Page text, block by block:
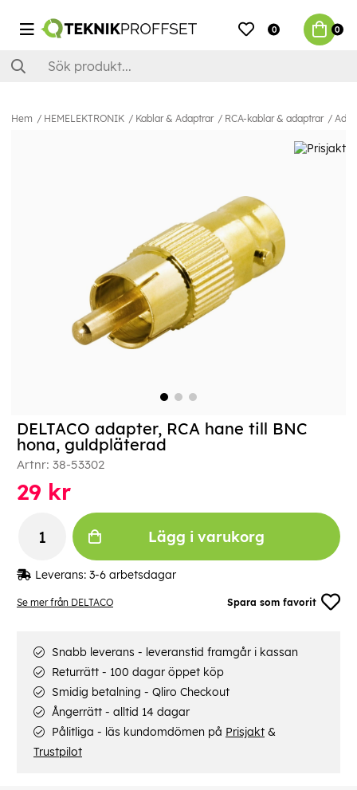
0 0
Hem HEMELEKTRONIK Kablar & Adaptrar RCA-kablar & adaptrar
Se mer från DELTACO Spara som favorit
DELTACO adapter, RCA hane till BNC
hona, guldpläterad
Artnr: 38-53302
29 kr
Lägg i varukorg
Leverans: 3-6 arbetsdagar
Snabb leverans - leveranstid framgår i kassan
Returrätt - 100 dagar öppet köp
Smidig betalning - Qliro Checkout
Ångerrätt - alltid 14 dagar
Pålitliga - läs kundomdömen på Prisjakt &
Trustpilot